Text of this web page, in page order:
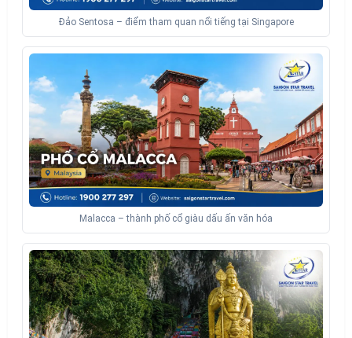
Đảo Sentosa – điểm tham quan nổi tiếng tại Singapore
Malacca – thành phố cổ giàu dấu ấn văn hóa